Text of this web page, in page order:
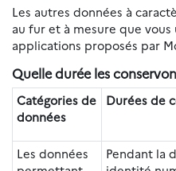
Les autres données à
au fur et à mesure que
applications proposés par
Quelle durée les
Catégories de
données
Durées de
Les données
Pendant la